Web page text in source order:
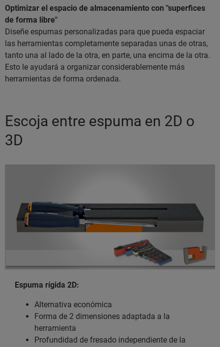
Optimizar el espacio de almacenamiento con "superfices
de forma libre"
Diseñe espumas personalizadas para que pueda espaciar
las herramientas completamente separadas unas de otras,
tanto una al lado de la otra, en parte, una encima de la otra.
Esto le ayudará a organizar considerablemente más
herramientas de forma ordenada.
Escoja entre espuma en 2D o
3D
Espuma rígida 2D:
Alternativa económica
Forma de 2 dimensiones adaptada a la
herramienta
Profundidad de fresado independiente de la